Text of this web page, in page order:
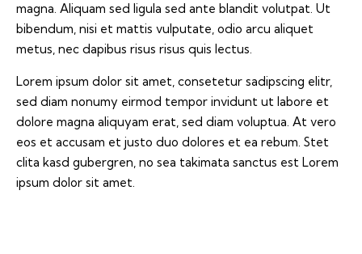
magna. Aliquam sed ligula sed ante blandit volutpat. Ut
bibendum, nisi et mattis vulputate, odio arcu aliquet
metus, nec dapibus risus risus quis lectus.
Lorem ipsum dolor sit amet, consetetur sadipscing elitr,
sed diam nonumy eirmod tempor invidunt ut labore et
dolore magna aliquyam erat, sed diam voluptua. At vero
eos et accusam et justo duo dolores et ea rebum. Stet
clita kasd gubergren, no sea takimata sanctus est Lorem
ipsum dolor sit amet.